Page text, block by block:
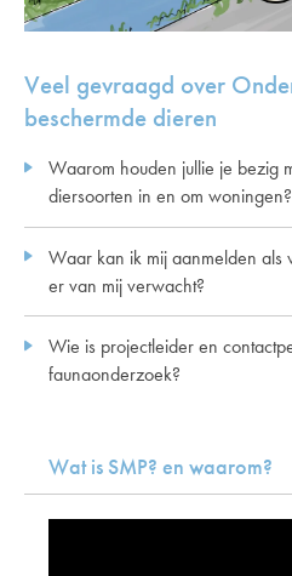
Veel gevraagd over Onderzoek naar
beschermde dieren
Waarom houden jullie je bezig met beschermen van
diersoorten in en om woningen?
Waar kan ik mij aanmelden als vrijwilliger en wat wordt
er van mij verwacht?
Wie is projectleider en contactpersoon van het flora &
faunaonderzoek?
Wat is SMP? en waarom?